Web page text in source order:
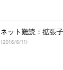
ネット難読：拡張
(2016/6/11)